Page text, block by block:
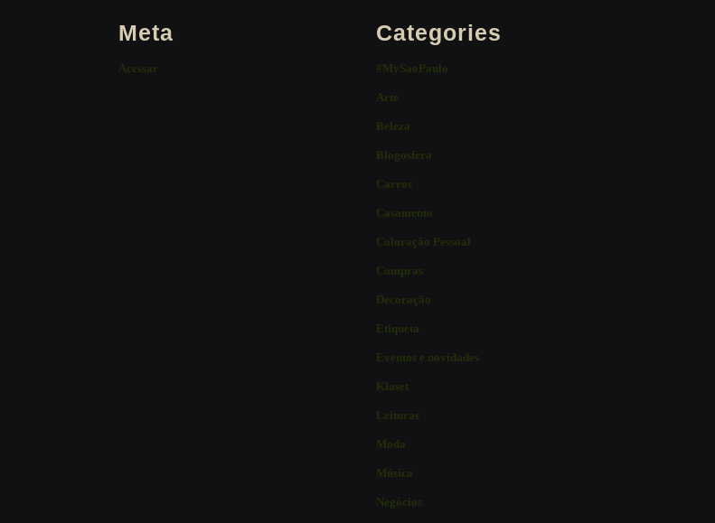
Meta
Acessar
Categories
#MySaoPaulo
Arte
Beleza
Blogosfera
Carros
Casamento
Coloração Pessoal
Compras
Decoração
Etiqueta
Eventos e novidades
Kloset
Leituras
Moda
Música
Negócios